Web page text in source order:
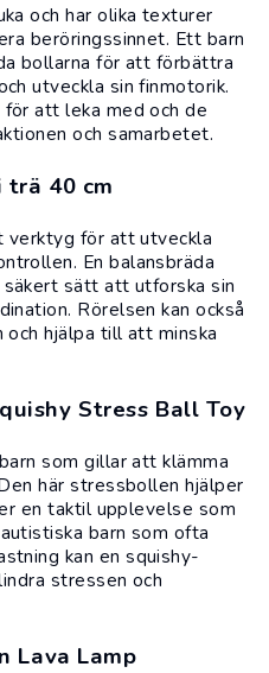
och har olika texturer
beröringssinnet. Ett barn
bollarna för att förbättra
utveckla sin finmotorik.
för att leka med och de
och samarbetet.
trä 40 cm
verktyg för att utveckla
En balansbräda
sätt att utforska sin
Rörelsen kan också
och hjälpa till att minska
Stress Ball Toy
som gillar att klämma
här stressbollen hjälper
en taktil upplevelse som
barn som ofta
kan en squishy-
stressen och
Lava Lamp